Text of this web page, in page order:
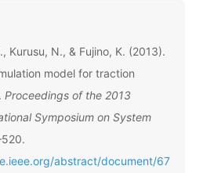
Kurusu, N., & Fujino, K. (2013).
model for traction
Proceedings of the 2013
Symposium on System
abstract/document/67